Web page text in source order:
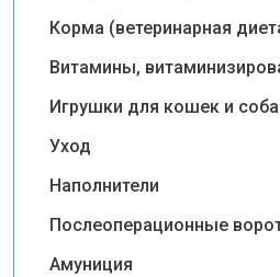
Корма (ветеринарная
Витамины,
Игрушки для кошек и
Уход
Наполнители
Послеоперационные
Амуниция